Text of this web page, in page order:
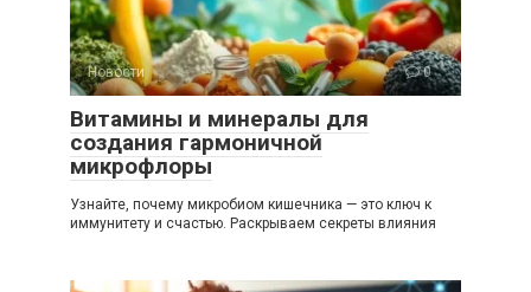
Новости 0
Витамины и минералы для
создания гармоничной
микрофлоры
Узнайте, почему микробиом кишечника — это ключ к
иммунитету и счастью. Раскрываем секреты влияния